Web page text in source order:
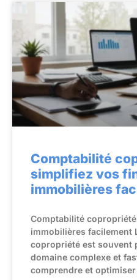
Comptabilité
simplifiez vos
immobilières
Comptabilité
immobilières facilement
copropriété est souvent
domaine complexe et
comprendre et optimiser